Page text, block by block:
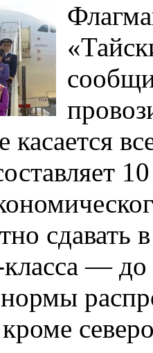
касается
класса —